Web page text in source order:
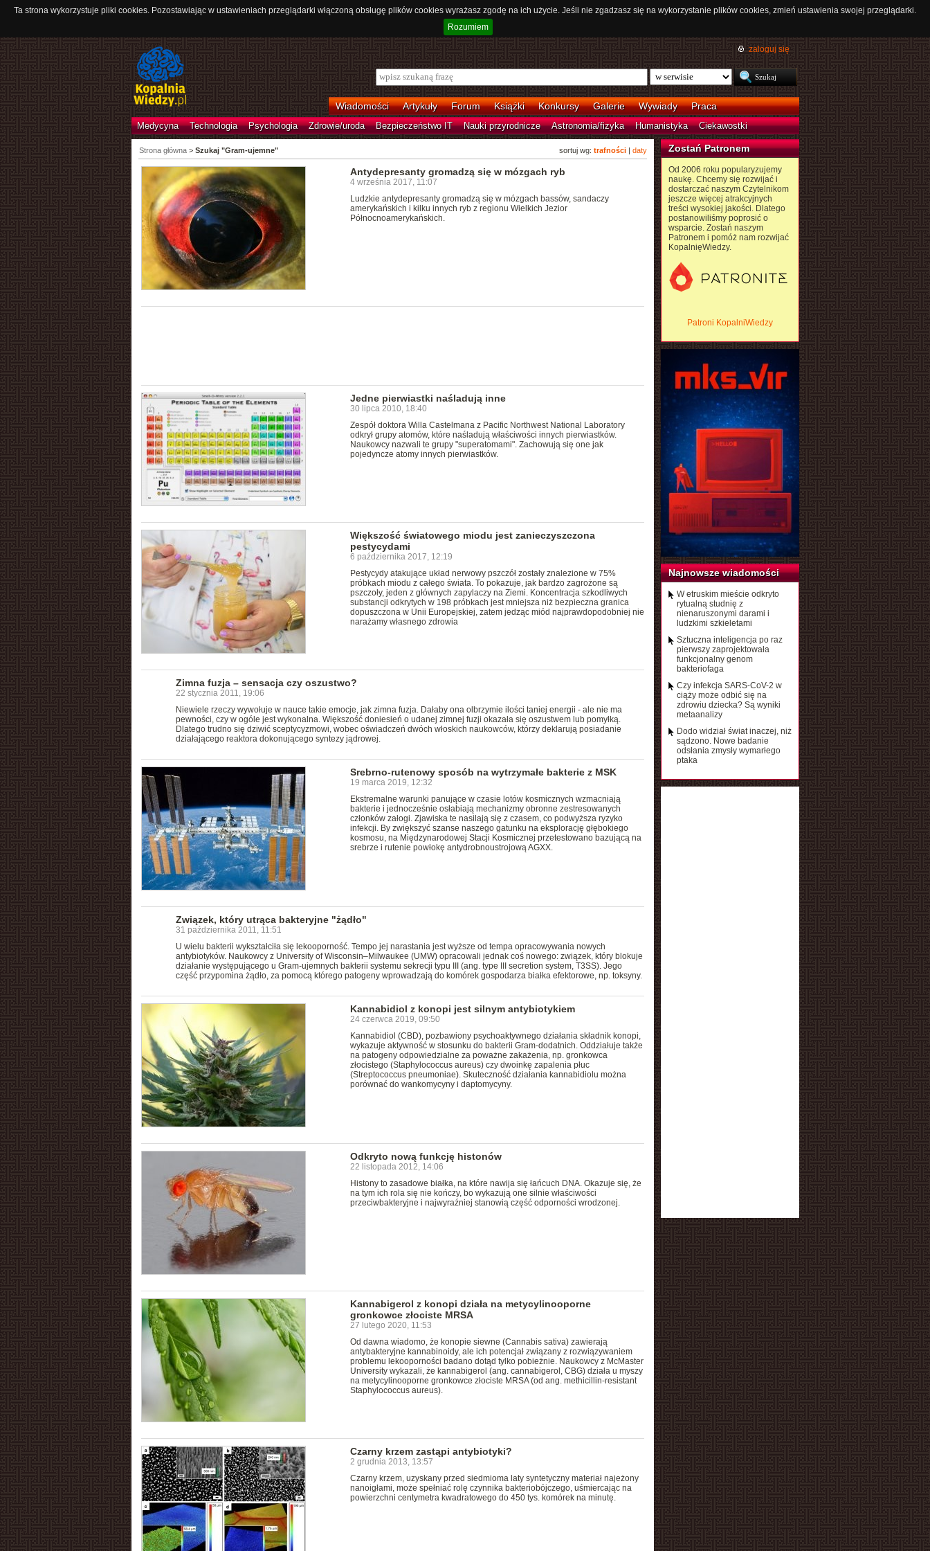
Ta strona wykorzystuje pliki cookies. Pozostawiając w ustawieniach przeglądarki włączoną obsługę plików cookies wyrażasz zgodę na ich użycie. Jeśli nie zgadzasz się na wykorzystanie plików cookies, zmień ustawienia swojej przeglądarki.
Rozumiem
zaloguj się
Wiadomości Artykuły Forum Książki Konkursy Galerie Wywiady Praca
Medycyna Technologia Psychologia Zdrowie/uroda Bezpieczeństwo IT Nauki przyrodnicze Astronomia/fizyka Humanistyka Ciekawostki
sortuj wg: trafności| daty
Strona główna> Szukaj "Gram-ujemne"
Antydepresanty gromadzą się w mózgach ryb
4 września 2017, 11:07
Ludzkie antydepresanty gromadzą się w mózgach bassów, sandaczy
amerykańskich i kilku innych ryb z regionu Wielkich Jezior
Północnoamerykańskich.
Jedne pierwiastki naśladują inne
30 lipca 2010, 18:40
Zespół doktora Willa Castelmana z Pacific Northwest National Laboratory
odkrył grupy atomów, które naśladują właściwości innych pierwiastków.
Naukowcy nazwali te grupy "superatomami". Zachowują się one jak
pojedyncze atomy innych pierwiastków.
Większość światowego miodu jest zanieczyszczona
pestycydami
6 października 2017, 12:19
Pestycydy atakujące układ nerwowy pszczół zostały znalezione w 75%
próbkach miodu z całego świata. To pokazuje, jak bardzo zagrożone są
pszczoły, jeden z głównych zapylaczy na Ziemi. Koncentracja szkodliwych
substancji odkrytych w 198 próbkach jest mniejsza niż bezpieczna granica
dopuszczona w Unii Europejskiej, zatem jedząc miód najprawdopodobniej nie
narażamy własnego zdrowia
Zimna fuzja – sensacja czy oszustwo?
22 stycznia 2011, 19:06
Niewiele rzeczy wywołuje w nauce takie emocje, jak zimna fuzja. Dałaby ona olbrzymie ilości taniej energii - ale nie ma
pewności, czy w ogóle jest wykonalna. Większość doniesień o udanej zimnej fuzji okazała się oszustwem lub pomyłką.
Dlatego trudno się dziwić sceptycyzmowi, wobec oświadczeń dwóch włoskich naukowców, którzy deklarują posiadanie
działającego reaktora dokonującego syntezy jądrowej.
Srebrno-rutenowy sposób na wytrzymałe bakterie z MSK
19 marca 2019, 12:32
Ekstremalne warunki panujące w czasie lotów kosmicznych wzmacniają
bakterie i jednocześnie osłabiają mechanizmy obronne zestresowanych
członków załogi. Zjawiska te nasilają się z czasem, co podwyższa ryzyko
infekcji. By zwiększyć szanse naszego gatunku na eksplorację głębokiego
kosmosu, na Międzynarodowej Stacji Kosmicznej przetestowano bazującą na
srebrze i rutenie powłokę antydrobnoustrojową AGXX.
Związek, który utrąca bakteryjne "żądło"
31 października 2011, 11:51
U wielu bakterii wykształciła się lekooporność. Tempo jej narastania jest wyższe od tempa opracowywania nowych
antybiotyków. Naukowcy z University of Wisconsin–Milwaukee (UMW) opracowali jednak coś nowego: związek, który blokuje
działanie występującego u Gram-ujemnych bakterii systemu sekrecji typu III (ang. type III secretion system, T3SS). Jego
część przypomina żądło, za pomocą którego patogeny wprowadzają do komórek gospodarza białka efektorowe, np. toksyny.
Kannabidiol z konopi jest silnym antybiotykiem
24 czerwca 2019, 09:50
Kannabidiol (CBD), pozbawiony psychoaktywnego działania składnik konopi,
wykazuje aktywność w stosunku do bakterii Gram-dodatnich. Oddziałuje także
na patogeny odpowiedzialne za poważne zakażenia, np. gronkowca
złocistego (Staphylococcus aureus) czy dwoinkę zapalenia płuc
(Streptococcus pneumoniae). Skuteczność działania kannabidiolu można
porównać do wankomycyny i daptomycyny.
Odkryto nową funkcję histonów
22 listopada 2012, 14:06
Histony to zasadowe białka, na które nawija się łańcuch DNA. Okazuje się, że
na tym ich rola się nie kończy, bo wykazują one silnie właściwości
przeciwbakteryjne i najwyraźniej stanowią część odporności wrodzonej.
Kannabigerol z konopi działa na metycylinooporne
gronkowce złociste MRSA
27 lutego 2020, 11:53
Od dawna wiadomo, że konopie siewne (Cannabis sativa) zawierają
antybakteryjne kannabinoidy, ale ich potencjał związany z rozwiązywaniem
problemu lekooporności badano dotąd tylko pobieżnie. Naukowcy z McMaster
University wykazali, że kannabigerol (ang. cannabigerol, CBG) działa u myszy
na metycylinooporne gronkowce złociste MRSA (od ang. methicillin-resistant
Staphylococcus aureus).
Czarny krzem zastąpi antybiotyki?
2 grudnia 2013, 13:57
Czarny krzem, uzyskany przed siedmioma laty syntetyczny materiał najeżony
nanoigłami, może spełniać rolę czynnika bakteriobójczego, uśmiercając na
powierzchni centymetra kwadratowego do 450 tys. komórek na minutę.
Zostań Patronem
Od 2006 roku popularyzujemy
naukę. Chcemy się rozwijać i
dostarczać naszym Czytelnikom
jeszcze więcej atrakcyjnych
treści wysokiej jakości. Dlatego
postanowiliśmy poprosić o
wsparcie. Zostań naszym
Patronem i pomóż nam rozwijać
KopalnięWiedzy.
Patroni KopalniWiedzy
Najnowsze wiadomości
W etruskim mieście odkryto
rytualną studnię z
nienaruszonymi darami i
ludzkimi szkieletami
Sztuczna inteligencja po raz
pierwszy zaprojektowała
funkcjonalny genom
bakteriofaga
Czy infekcja SARS-CoV-2 w
ciąży może odbić się na
zdrowiu dziecka? Są wyniki
metaanalizy
Dodo widział świat inaczej, niż
sądzono. Nowe badanie
odsłania zmysły wymarłego
ptaka